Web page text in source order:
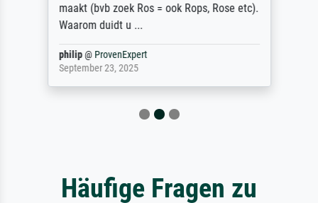
maakt (bvb zoek Ros = ook Rops, Rose etc).
Waarom duidt u ...
philip@ ProvenExpert
September 23, 2025
Häufige Fragen zu